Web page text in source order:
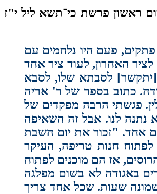
ראשון פרשת כי־תשא ליל י"ז
פעם היו נלחמים עם
האחרון, לעוד ציר אחד
[יתקשר] לסבתא שלו, לסבא
כתוב בספר של ר' אריה
פגשתי הרבה מפקדים של
נתנה לנו. אבל זה השאיפה
אחד. "זכור את יום השבת
חנות טריפה, העיקר
אז הם מוכנים לפתוח
באגודה לא בשום מפלגה
שעות. שכל אחד צריך